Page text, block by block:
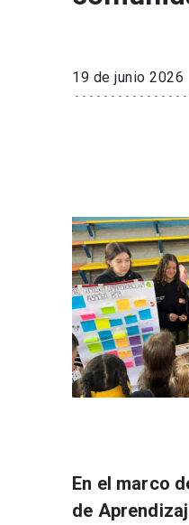
19 de junio 2026
En el marco
de